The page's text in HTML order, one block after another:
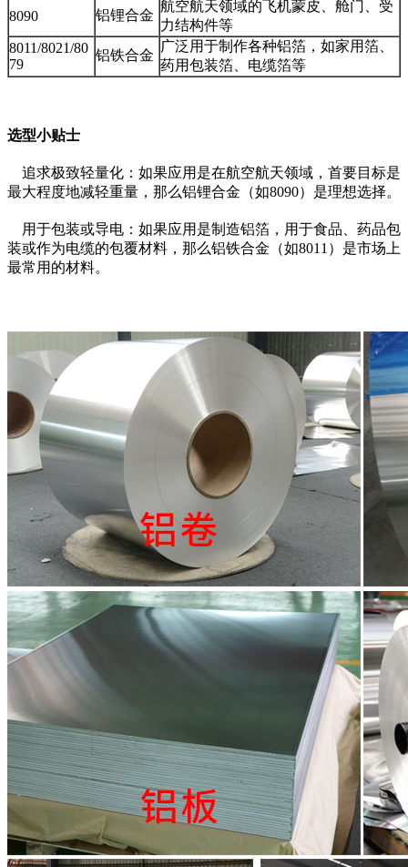
8090 铝锂合金
航空航天领域的飞机蒙皮、舱门、受
力结构件等
8011/8021/80
79
铝铁合金
广泛用于制作各种铝箔，如家用箔、
药用包装箔、电缆箔等
选型小贴士
追求极致轻量化：如果应用是在航空航天领域，首要目标是
最大程度地减轻重量，那么铝锂合金（如8090）是理想选择。
用于包装或导电：如果应用是制造铝箔，用于食品、药品包
装或作为电缆的包覆材料，那么铝铁合金（如8011）是市场上
最常用的材料。